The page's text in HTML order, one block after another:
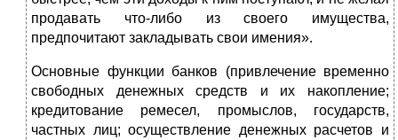
продавать что-либо из своего имущества,
предпочитают зак­ладывать свои имения».
Основные функции банков (привлечение временно
свободных де­нежных средств и их накопление;
кредитование ремесел, промыслов, государств,
частных лиц; осуществление денежных расчетов и